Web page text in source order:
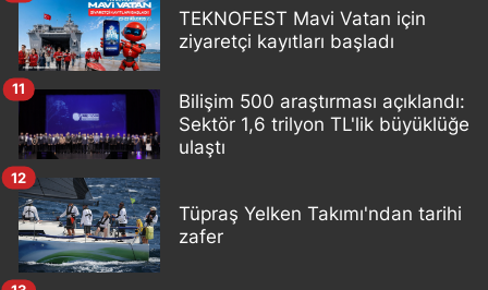
TEKNOFEST Mavi Vatan için
ziyaretçi kayıtları başladı
Bilişim 500 araştırması açıklandı:
Sektör 1,6 trilyon TL'lik büyüklüğe
ulaştı
11
Tüpraş Yelken Takımı'ndan tarihi
zafer
12